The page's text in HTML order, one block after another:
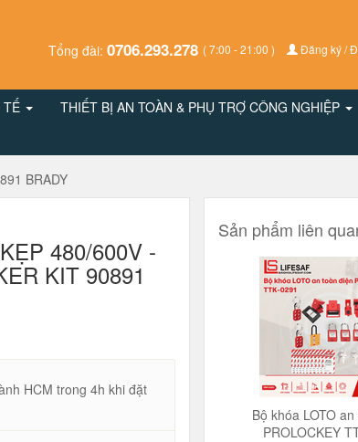
Tổng đài: 0706.293.278 ( 7:00 - 21:00 ) Đăng ký /
TẾ
THIẾT BỊ AN TOÀN & PHỤ TRỢ CÔNG NGHIỆP
BRADY
480/600V -
KIT 90891
HCM trong 4h khi đặt
Sản phẩm liên
Bộ khóa LOTO
PROLOCKEY